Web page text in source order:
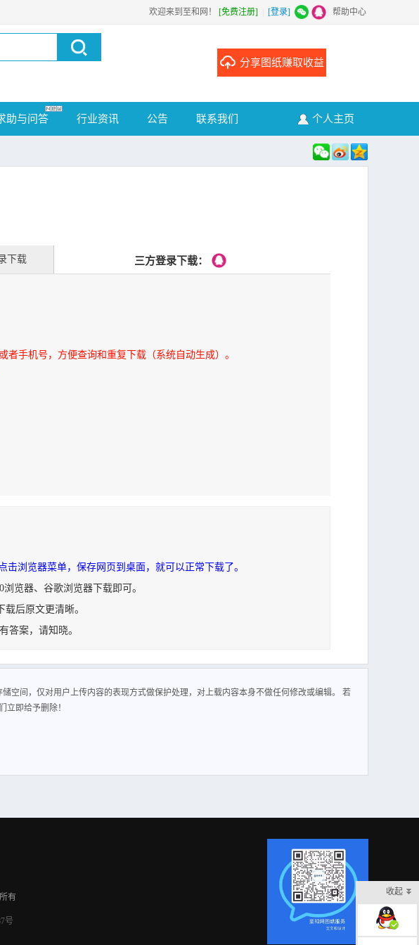
欢迎来到至和网！ [免费注册] [登录] 帮助中心
分享图纸赚取收益
助与问答 行业资讯 公告 联系我们 个人主页
下载 三方登录下载：
手机号，方便查询和重复下载（系统自动生成）。
浏览器菜单，保存网页到桌面，就可以正常下载了。
览器、谷歌浏览器下载即可。
后原文更清晰。
答案，请知晓。
空间，仅对用户上传内容的表现方式做保护处理，对上载内容本身不做任何修改或编辑。 若
立即给予删除！
有
号
收起
在线客服